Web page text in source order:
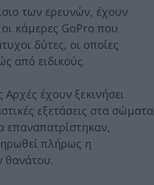
των ερευνών, έχουν
οι κάμερες GoPro που
δύτες, οι οποίες
από ειδικούς.
Αρχές έχουν ξεκινήσει
εξετάσεις στα σώματα
πλήρως η
θανάτου.